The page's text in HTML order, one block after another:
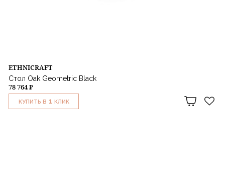
ETHNICRAFT
Стол Oak Geometric Black
78 764 ₽
КУПИТЬ В 1 КЛИК